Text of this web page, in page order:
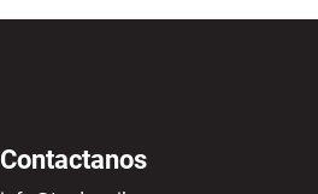
Contactanos